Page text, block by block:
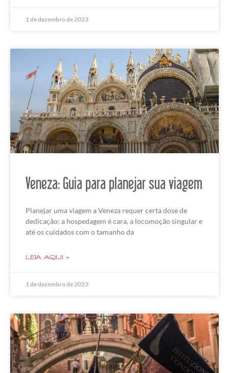
1 de dezembro de 2023
Veneza: Guia para planejar sua viagem
Planejar uma viagem a Veneza requer certa dose de
dedicação: a hospedagem é cara, a locomoção singular e
até os cuidados com o tamanho da
LEIA AQUI »
1 de dezembro de 2023